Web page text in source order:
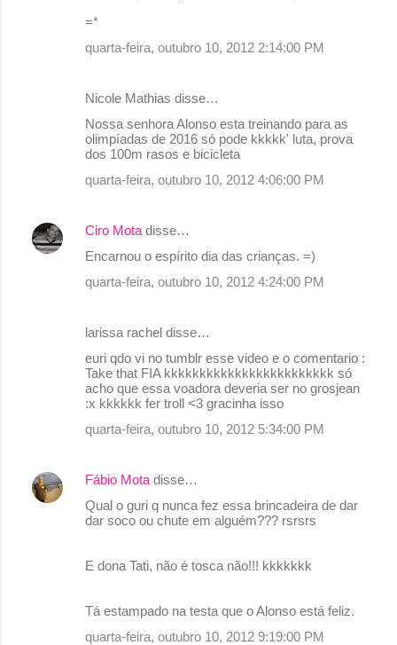
=*
quarta-feira, outubro 10, 2012 2:14:00 PM
Nicole Mathias disse…
Nossa senhora Alonso esta treinando para as
olimpíadas de 2016 só pode kkkkk' luta, prova
dos 100m rasos e bicicleta
quarta-feira, outubro 10, 2012 4:06:00 PM
Ciro Mota disse…
Encarnou o espírito dia das crianças. =)
quarta-feira, outubro 10, 2012 4:24:00 PM
larissa rachel disse…
euri qdo vi no tumblr esse video e o comentario :
Take that FIA kkkkkkkkkkkkkkkkkkkkkkkk só
acho que essa voadora deveria ser no grosjean
:x kkkkkk fer troll <3 gracinha isso
quarta-feira, outubro 10, 2012 5:34:00 PM
Fábio Mota disse…
Qual o guri q nunca fez essa brincadeira de dar
dar soco ou chute em alguém??? rsrsrs
E dona Tati, não é tosca não!!! kkkkkkk
Tá estampado na testa que o Alonso está feliz.
quarta-feira, outubro 10, 2012 9:19:00 PM